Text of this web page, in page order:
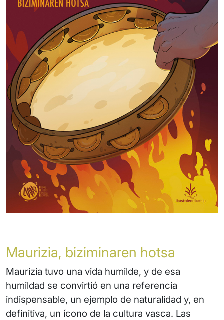
Maurizia, biziminaren hotsa
Maurizia tuvo una vida humilde, y de esa
humildad se convirtió en una referencia
indispensable, un ejemplo de naturalidad y, en
definitiva, un ícono de la cultura vasca. Las